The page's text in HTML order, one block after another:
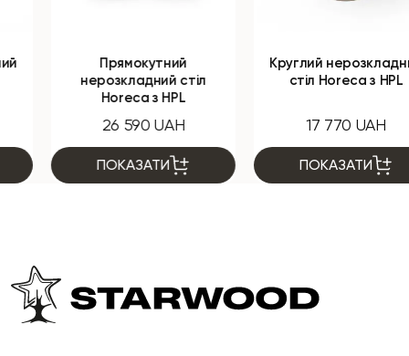
Прямокутний
нерозкладний стіл
Horeca з HPL
26 590 UAH
ПОКАЗАТИ
Круглий нерозкладний
стіл Horeca з HPL
17 770 UAH
ПОКАЗАТИ